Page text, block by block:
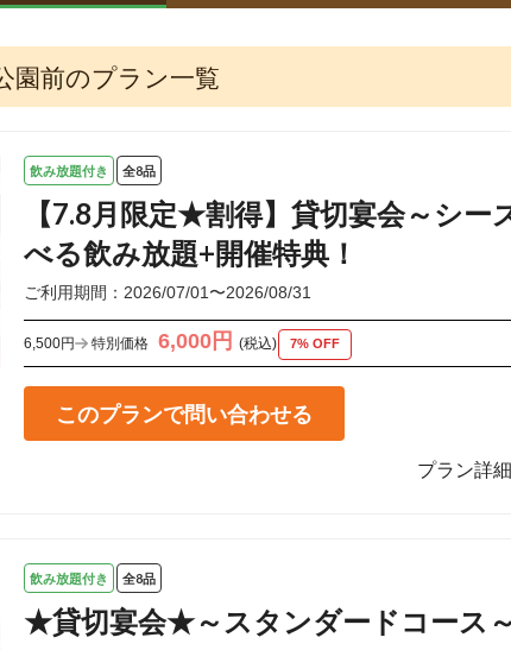
園前のプラン一覧
飲み放題付き 全8品
【7.8月限定★割得】貸切宴会～シ
べる飲み放題+開催特典！
ご利用期間：2026/07/01〜2026/08/31
6,500円 特別価格 6,000円 (税込) 7% OFF
このプランで問い合わせる
プラン詳
飲み放題付き 全8品
★貸切宴会★～スタンダードコース